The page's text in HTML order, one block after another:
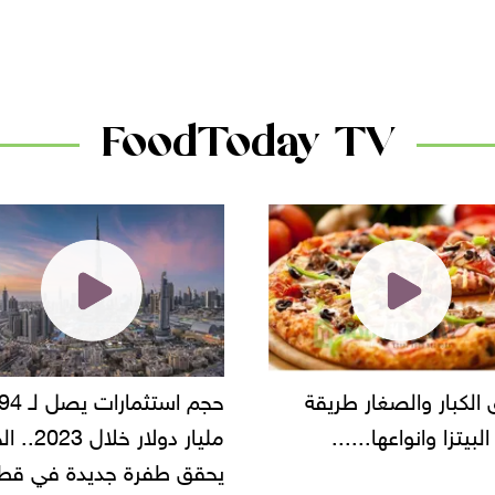
FoodToday TV
حجم استثمارات يصل لـ 94
"أمن القاهرة" يضبط
شركة مطاعم استولى
أموال المواطنين بزعم